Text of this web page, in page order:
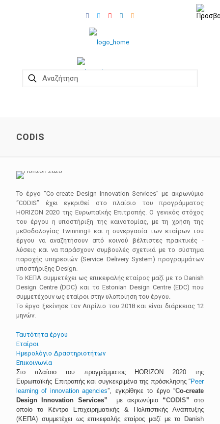
CODIS
Το έργο “Co-create Design Innovation Services” με ακρωνύμιο
“CODIS” έχει εγκριθεί στο πλαίσιο του προγράμματος
ΗΟRΙΖΟΝ 2020 της Ευρωπαϊκής Επιτροπής. Ο γενικός στόχος
του έργου η υποστήριξη της καινοτομίας, με τη χρήση της
μεθοδολογίας Twinning+ και η συνεργασία των εταίρων του
έργου να αναζητήσουν από κοινού βέλτιστες πρακτικές -
λύσεις και να παράσχουν συμβουλές σχετικά με το σύστημα
παροχής υπηρεσιών (Service Delivery System) προγραμμάτων
υποστήριξης Design.
Το ΚΕΠΑ συμμετέχει ως επικεφαλής εταίρος μαζί με το Danish
Design Centre (DDC) και το Estonian Design Centre (EDC) που
συμμετέχουν ως εταίροι στην υλοποίηση του έργου.
Το έργο ξεκίνησε τον Απρίλιο του 2018 και είναι διάρκειας 12
μηνών.
Ταυτότητα έργου
Εταίροι
Ημερολόγιο Δραστηριοτήτων
Επικοινωνία
Στο πλαίσιο
του προγράμματος ΗΟRΙΖΟΝ 2020 της
Ευρωπαϊκής Επιτροπής και συγκεκριμένα της πρόσκλησης “Peer
learning of innovation agencies”, εγκρίθηκε το έργο “Co-create
Design
Innovation Services” με ακρωνύμιο “CODIS”
στο
οποίο
το Κέντρο Επιχειρηματικής & Πολιτιστικής Ανάπτυξης
(ΚΕΠΑ) συμμετέχει ως επικεφαλής εταίρος μαζί με το Danish